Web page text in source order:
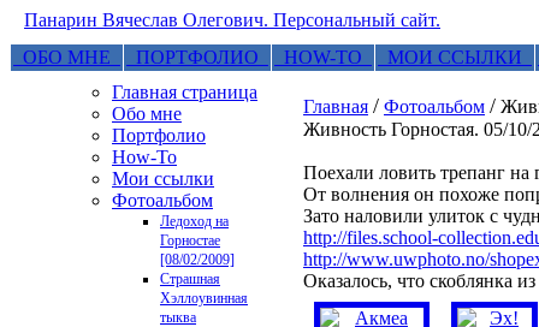
Панарин Вячеслав Олегович. Персональный сайт.
ОБО МНЕ
ПОРТФОЛИО HOW-TO МОИ ССЫЛКИ
Главная страница
Обо мне
Портфолио
How-To
Мои ссылки
Фотоальбом
Ледоход на
Горностае
[08/02/2009]
Страшная
Хэллоувинная
тыква
Главная / Фотоальбом /
Живность Горностая. 05/10/
Поехали ловить трепанг на
От волнения он похоже
Зато наловили улиток с
http://files.school-
http://www.uwphoto.no/
Оказалось, что скоблянка